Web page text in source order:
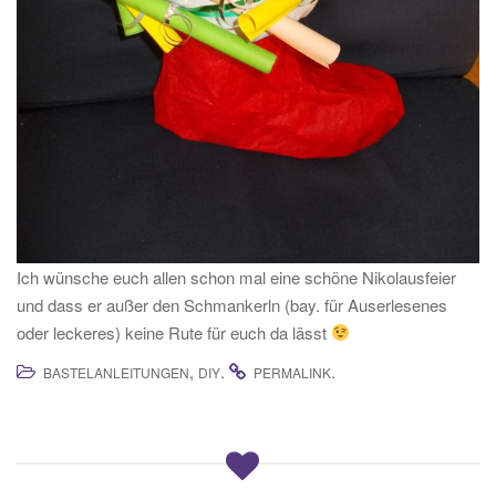
Ich wünsche euch allen schon mal eine schöne Nikolausfeier
und dass er außer den Schmankerln (bay. für Auserlesenes
oder leckeres) keine Rute für euch da lässt
BASTELANLEITUNGEN, DIY. PERMALINK.